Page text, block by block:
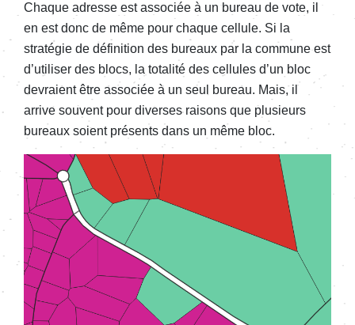
Chaque adresse est associée à un bureau de vote, il
en est donc de même pour chaque cellule. Si la
stratégie de définition des bureaux par la commune est
d’utiliser des blocs, la totalité des cellules d’un bloc
devraient être associée à un seul bureau. Mais, il
arrive souvent pour diverses raisons que plusieurs
bureaux soient présents dans un même bloc.